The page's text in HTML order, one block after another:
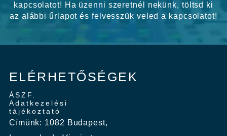
kapcsolatot! Ha üzenni szeretnél nekünk, töltsd ki
az alábbi űrlapot és felvesszük veled a kapcsolatot!
ELÉRHETŐSÉGEK
ÁSZF.
Adatkezelési
tájékoztató
Címünk: 1082 Budapest,